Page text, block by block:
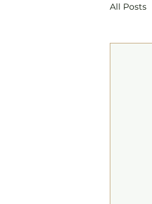
All Posts